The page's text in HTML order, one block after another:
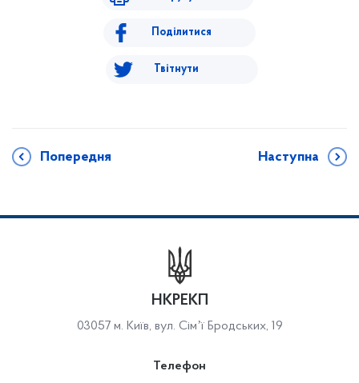
Поділитися
Твітнути
Попередня Наступна
НКРЕКП
03057 м. Київ, вул. Сімʼї Бродських, 19
Телефон